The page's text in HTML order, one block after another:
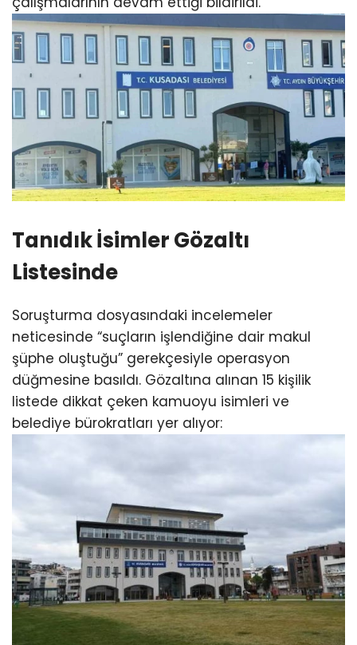
Tanıdık İsimler Gözaltı
Listesinde
Soruşturma dosyasındaki incelemeler
neticesinde “suçların işlendiğine dair makul
şüphe oluştuğu” gerekçesiyle operasyon
düğmesine basıldı. Gözaltına alınan 15 kişilik
listede dikkat çeken kamuoyu isimleri ve
belediye bürokratları yer alıyor: